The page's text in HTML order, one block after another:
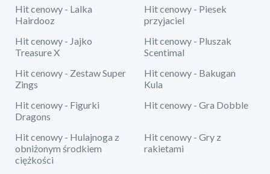
Hit cenowy - Lalka
Hairdooz
Hit cenowy - Piesek
przyjaciel
Hit cenowy - Jajko
Treasure X
Hit cenowy - Pluszak
Scentimal
Hit cenowy - Zestaw Super
Zings
Hit cenowy - Bakugan
Kula
Hit cenowy - Figurki
Dragons
Hit cenowy - Gra Dobble
Hit cenowy - Hulajnoga z
obniżonym środkiem
ciężkości
Hit cenowy - Gry z
rakietami